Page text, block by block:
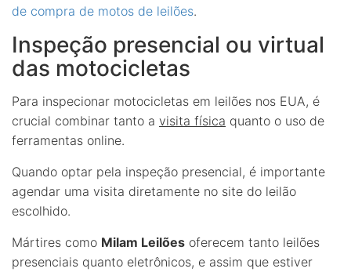
de compra de motos de leilões.
Inspeção presencial ou virtual
das motocicletas
Para inspecionar motocicletas em leilões nos EUA, é
crucial combinar tanto a visita física quanto o uso de
ferramentas online.
Quando optar pela inspeção presencial, é importante
agendar uma visita diretamente no site do leilão
escolhido.
Mártires como Milam Leilões oferecem tanto leilões
presenciais quanto eletrônicos, e assim que estiver